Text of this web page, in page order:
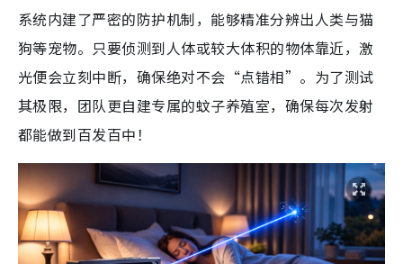
系统内建了严密的防护机制，能够精准分辨出人类与猫
狗等宠物。只要侦测到人体或较大体积的物体靠近，激
光便会立刻中断，确保绝对不会“点错相”。为了测试
其极限，团队更自建专属的蚊子养殖室，确保每次发射
都能做到百发百中！